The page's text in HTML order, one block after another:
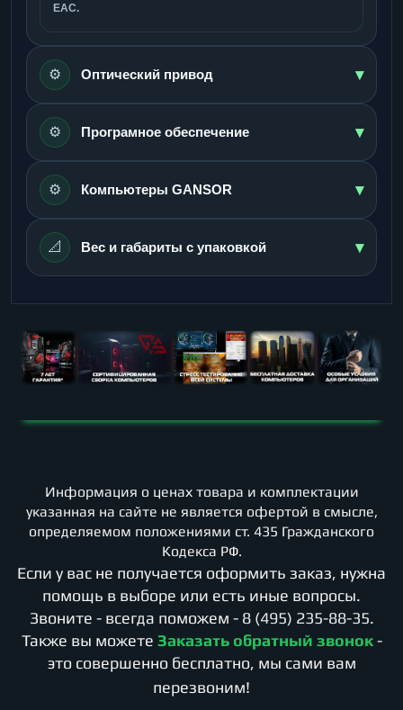
ЕАС.
⚙️ Оптический привод ▾
⚙️ Програмное обеспечение ▾
⚙️ Компьютеры GANSOR ▾
📐 Вес и габариты с упаковкой ▾
Информация о ценах товара и комплектации
указанная на сайте не является офертой в смысле,
определяемом положениями ст. 435 Гражданского
Кодекса РФ.
Если у вас не получается оформить заказ, нужна
помощь в выборе или есть иные вопросы.
Звоните - всегда поможем - 8 (495) 235-88-35.
Также вы можете Заказать обратный звонок -
это совершенно бесплатно, мы сами вам
перезвоним!